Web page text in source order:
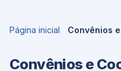
Página inicial Convênios
Convênios e